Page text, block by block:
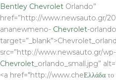
Bentley Chevrolet Orlando”
href=”http://www.newsauto.gr/
ananewmeno- Chevrolet-
src=”http://www.newsauto.gr/
Chevrolet _orlando_small.jpg”
<a href="http://www.cheΕλλάδα